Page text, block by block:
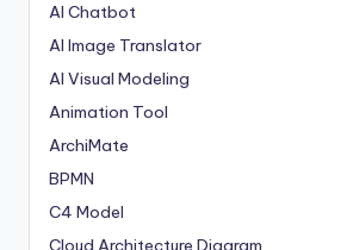
AI Chatbot
AI Image Translator
AI Visual Modeling
Animation Tool
ArchiMate
BPMN
C4 Model
Cloud Architecture Diagram